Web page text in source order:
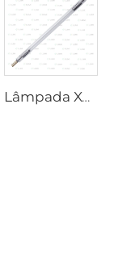
Lâmpada Xenônio Laser L2690-9×100×160